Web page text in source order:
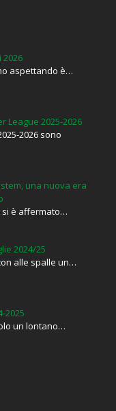
aspettando è…
League 2025-2026
2026 sono
una nuova era
si è affermato…
2024/25
alle spalle un…
2025
un lontano…